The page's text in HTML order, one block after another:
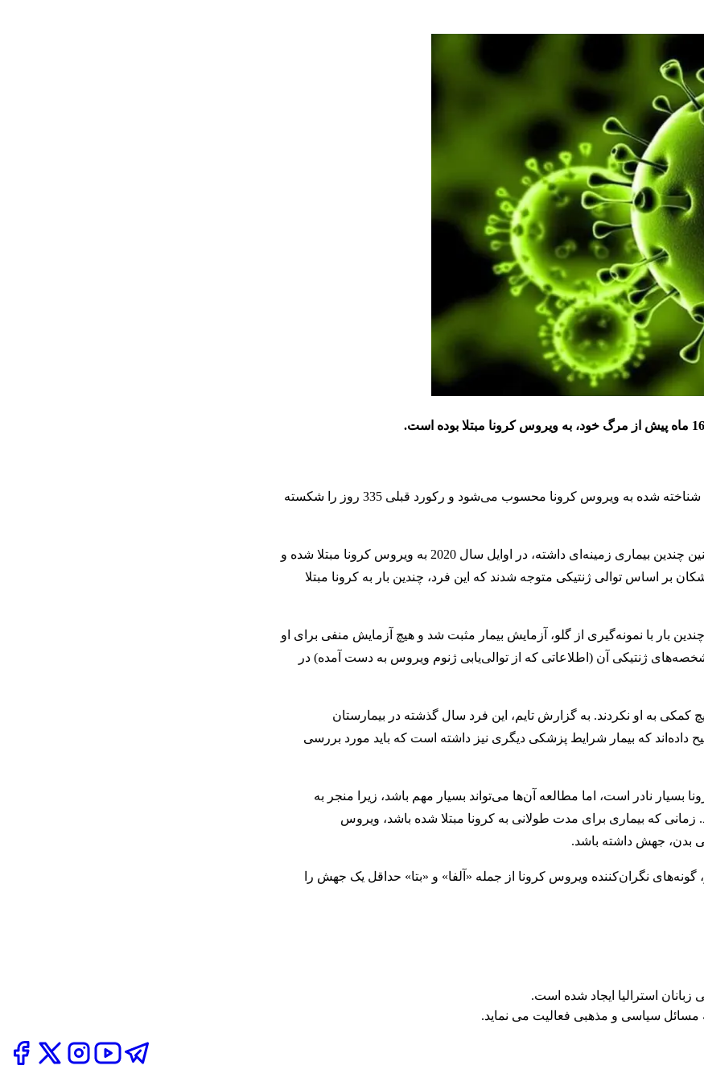
به گفته محققان، این مورد طولانی‌ترین زمان ابتلا شناخته شده به ویروس کرونا محسوب می‌شود و رکورد قبلی 335 روز را شکسته
به گزارش بی‌بی‌سی، این بیمار بریتانیایی که سیستم ایمنی ضعیف و همچنین چندین بیماری زمینه‌ای داشته، در اوایل سال 2020 به ویروس کرونا مبتلا شده و
بر اساس توالی ژنتیکی متوجه شدند که این فرد، چندین بار به کرونا مبتلا
با نمونه‌گیری از گلو، آزمایش بیمار مثبت شد و هیچ آزمایش منفی برای او
ژنتیکی آن (اطلاعاتی که از توالی‌یابی ژنوم ویروس به دست آمده) در
کمکی به او نکردند. به گزارش تایم، این فرد سال گذشته در بیمارستان
که بیمار شرایط پزشکی دیگری نیز داشته است که باید مورد بررسی
بسیار نادر است، اما مطالعه آن‌ها می‌تواند بسیار مهم باشد، زیرا منجر به
که بیماری برای مدت طولانی به کرونا مبتلا شده باشد، ویروس
بدن، جهش داشته باشد.
در مطالعه خود متوجه شده‌اند که در پنج مورد از 9 بیمار، گونه‌های نگران‌کننده ویروس کرونا از جمله «آلفا» و «بتا» حداقل یک جهش را
استرالیا ایجاد شده است.
مسائل سیاسی و مذهبی فعالیت می نماید.